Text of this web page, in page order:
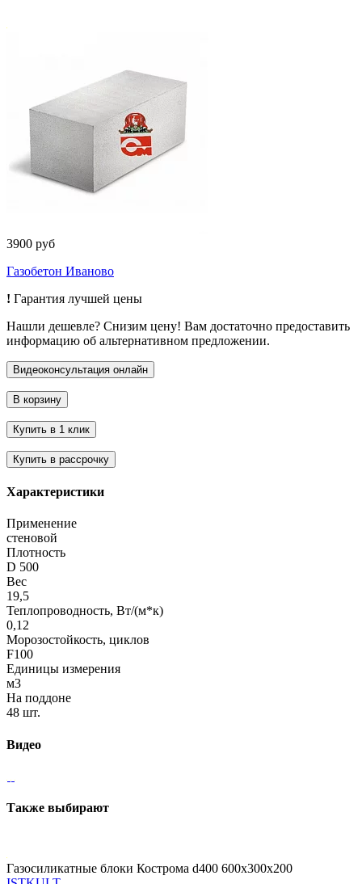
3900 руб
Газобетон Иваново
! Гарантия лучшей цены
Нашли дешевле? Снизим цену! Вам достаточно предоставить
информацию об альтернативном предложении.
Характеристики
Применение
стеновой
Плотность
D 500
Вес
19,5
Теплопроводность, Вт/(м*к)
0,12
Морозостойкость, циклов
F100
Единицы измерения
м3
На поддоне
48 шт.
Видео
Также выбирают
Газосиликатные блоки Кострома d400 600x300x200